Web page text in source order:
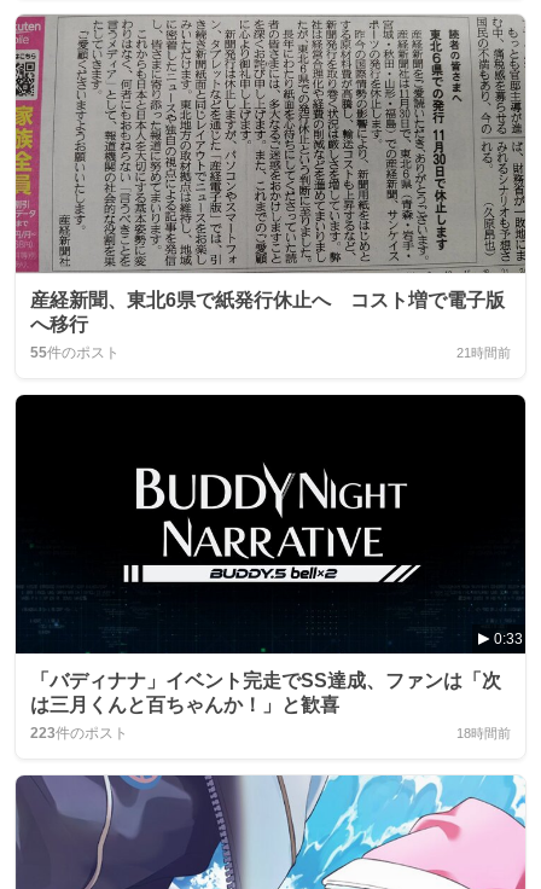
産経新聞、東北6県で紙発行休止へ コスト増で電子版
へ移行
55件のポスト 21時間前
0:33
「バディナナ」イベント完走でSS達成、ファンは「次
は三月くんと百ちゃんか！」と歓喜
223件のポスト 18時間前